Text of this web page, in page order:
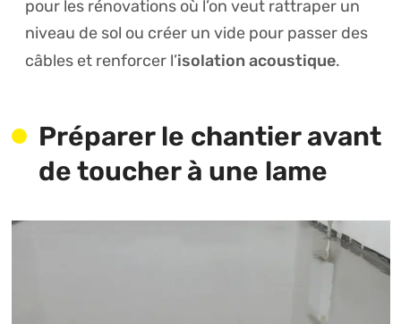
pour les rénovations où l’on veut rattraper un
niveau de sol ou créer un vide pour passer des
câbles et renforcer l’isolation acoustique.
Préparer le chantier avant
de toucher à une lame